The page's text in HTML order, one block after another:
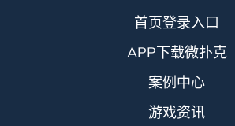
首页登录入口
APP下载微扑克
案例中心
游戏资讯